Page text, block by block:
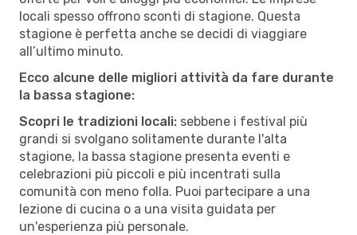
locali spesso offrono sconti di stagione. Questa
stagione è perfetta anche se decidi di viaggiare
all’ultimo minuto.
Ecco alcune delle migliori attività da fare durante
la bassa stagione:
Scopri le tradizioni locali: sebbene i festival più
grandi si svolgano solitamente durante l'alta
stagione, la bassa stagione presenta eventi e
celebrazioni più piccoli e più incentrati sulla
comunità con meno folla. Puoi partecipare a una
lezione di cucina o a una visita guidata per
un'esperienza più personale.